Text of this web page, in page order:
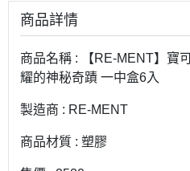
商品詳情
商品名稱 : 【RE-MENT】寶
耀的神秘奇蹟 一中盒6入
製造商 : RE-MENT
商品材質 : 塑膠